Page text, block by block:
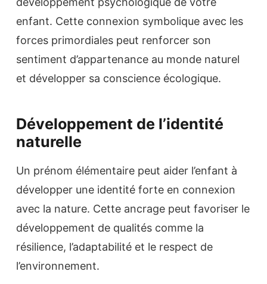
enfant. Cette connexion symbolique avec les
forces primordiales peut renforcer son
sentiment d’appartenance au monde naturel
et développer sa conscience écologique.
Développement de l’identité
naturelle
Un prénom élémentaire peut aider l’enfant à
développer une identité forte en connexion
avec la nature. Cette ancrage peut favoriser le
développement de qualités comme la
résilience, l’adaptabilité et le respect de
l’environnement.